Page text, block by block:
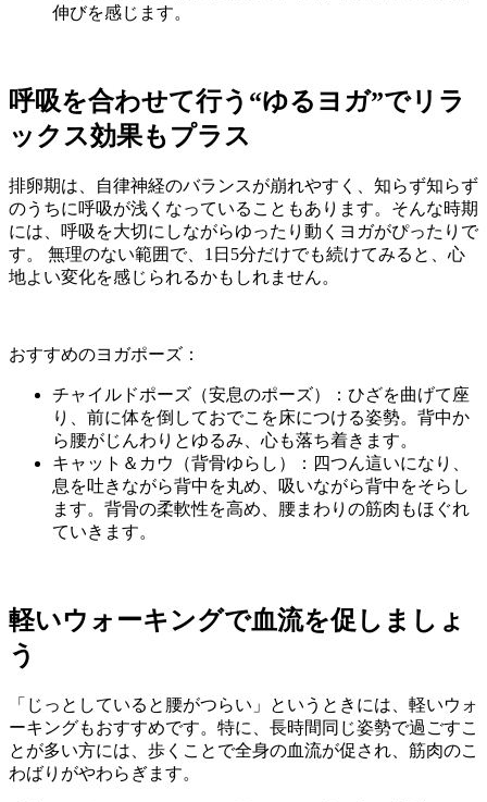
伸びを感じます。
呼吸を合わせて行う“ゆるヨガ”でリラ
ックス効果もプラス
排卵期は、自律神経のバランスが崩れやすく、知らず知らず
のうちに呼吸が浅くなっていることもあります。そんな時期
には、呼吸を大切にしながらゆったり動くヨガがぴったりで
す。 無理のない範囲で、1日5分だけでも続けてみると、心
地よい変化を感じられるかもしれません。
おすすめのヨガポーズ：
チャイルドポーズ（安息のポーズ）：ひざを曲げて座
り、前に体を倒しておでこを床につける姿勢。背中か
ら腰がじんわりとゆるみ、心も落ち着きます。
キャット＆カウ（背骨ゆらし）：四つん這いになり、
息を吐きながら背中を丸め、吸いながら背中をそらし
ます。背骨の柔軟性を高め、腰まわりの筋肉もほぐれ
ていきます。
軽いウォーキングで血流を促しましょ
う
「じっとしていると腰がつらい」というときには、軽いウォ
ーキングもおすすめです。特に、長時間同じ姿勢で過ごすこ
とが多い方には、歩くことで全身の血流が促され、筋肉のこ
わばりがやわらぎます。